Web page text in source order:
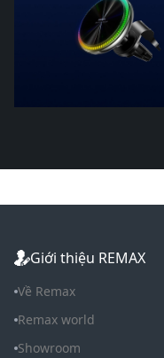
Giới thiệu REMAX
Về Remax
Remax world
Showroom